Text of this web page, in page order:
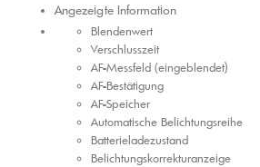
Angezeigte Information
Blendenwert
Verschlusszeit
AF-Messfeld (eingeblendet)
AF-Bestätigung
AF-Speicher
Automatische Belichtungsreihe
Batterieladezustand
Belichtungs​korrektur​anzeige